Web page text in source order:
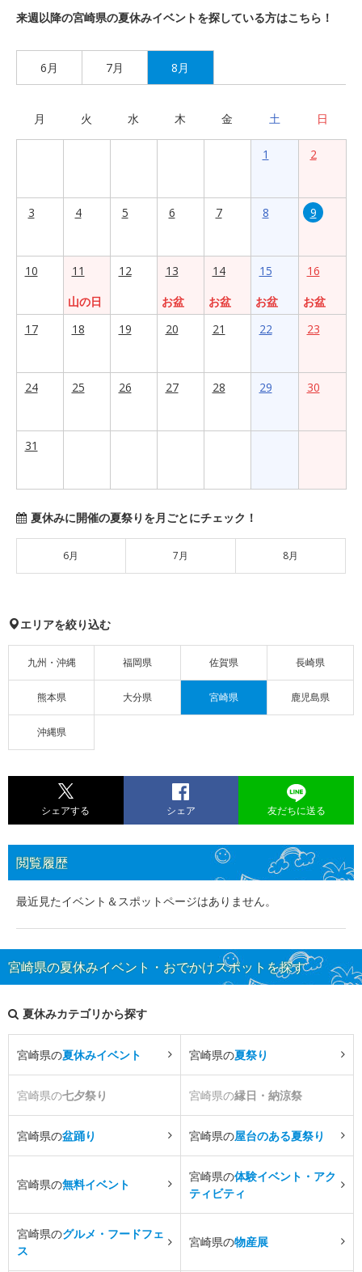
来週以降の宮崎県の夏休みイベントを探している方はこちら！
6月 7月 8月
月 火 水 木 金 土 日
1 2
3 4 5 6 7 8 9
10
11
山の日
12
13
お盆
14
お盆
15
お盆
16
お盆
17
18 19 20 21 22 23
24 25 26 27 28 29 30
31
夏休みに開催の夏祭りを月ごとにチェック！
6月 7月 8月
エリアを絞り込む
九州・沖縄 福岡県 佐賀県 長崎県
熊本県 大分県 宮崎県 鹿児島県
沖縄県
シェアする シェア 友だちに送る
閲覧履歴
最近見たイベント＆スポットページはありません。
宮崎県の夏休みイベント・おでかけスポットを探す
夏休みカテゴリから探す
宮崎県の夏休みイベント 宮崎県の夏祭り
宮崎県の七夕祭り 宮崎県の縁日・納涼祭
宮崎県の盆踊り 宮崎県の屋台のある夏祭り
宮崎県の無料イベント
宮崎県の体験イベント・アク
ティビティ
宮崎県のグルメ・フードフェ
ス
宮崎県の物産展